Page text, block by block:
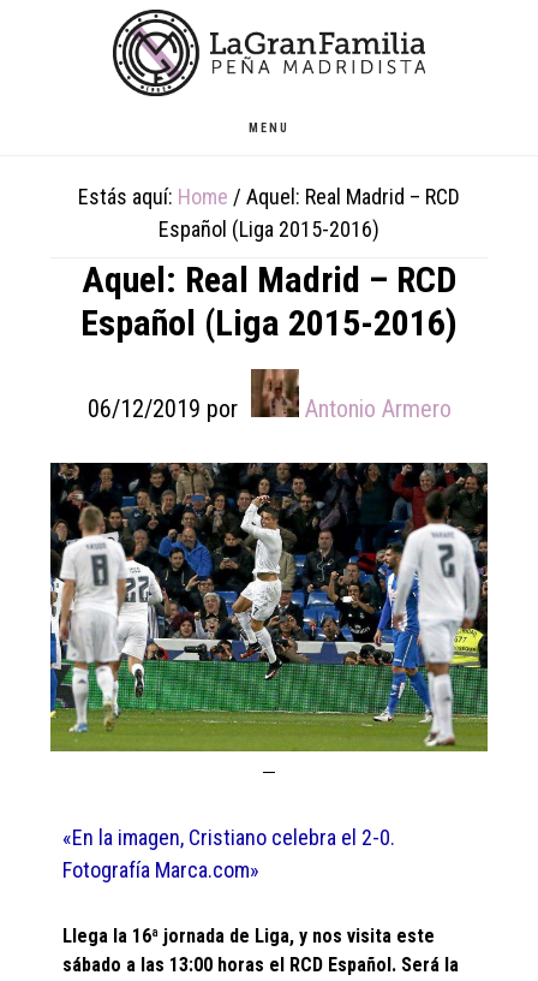
MENU
Estás aquí: Home / Aquel: Real Madrid – RCD
Español (Liga 2015-2016)
Aquel: Real Madrid – RCD
Español (Liga 2015-2016)
06/12/2019 por Antonio Armero
«En la imagen, Cristiano celebra el 2-0.
Fotografía Marca.com»
Llega la 16ª jornada de Liga, y nos visita este
sábado a las 13:00 horas el RCD Español. Será la